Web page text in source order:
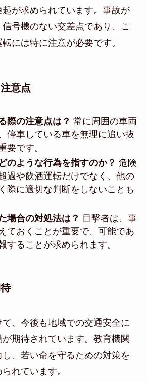
が求められています。事故が
号機のない交差点であり、こ
には特に注意が必要です。
意点
際の注意点は？ 常に周囲の車両
停車している車を無理に追い抜
要です。
のような行為を指すのか？ 危険
過や飲酒運転だけでなく、他の
際に適切な判断をしないことも
場合の対処法は？ 目撃者は、事
ておくことが重要で、可能であ
することが求められます。
、今後も地域での交通安全に
期待されています。教育機関
、若い命を守るための対策を
れています。